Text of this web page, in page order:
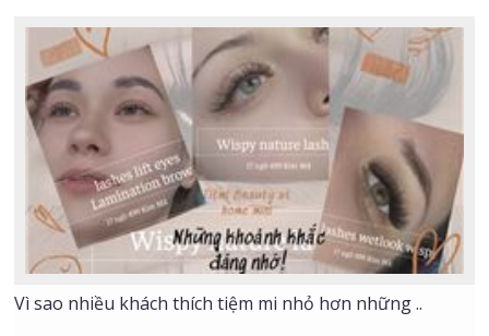
Vì sao nhiều khách thích tiệm mi nhỏ hơn những ..